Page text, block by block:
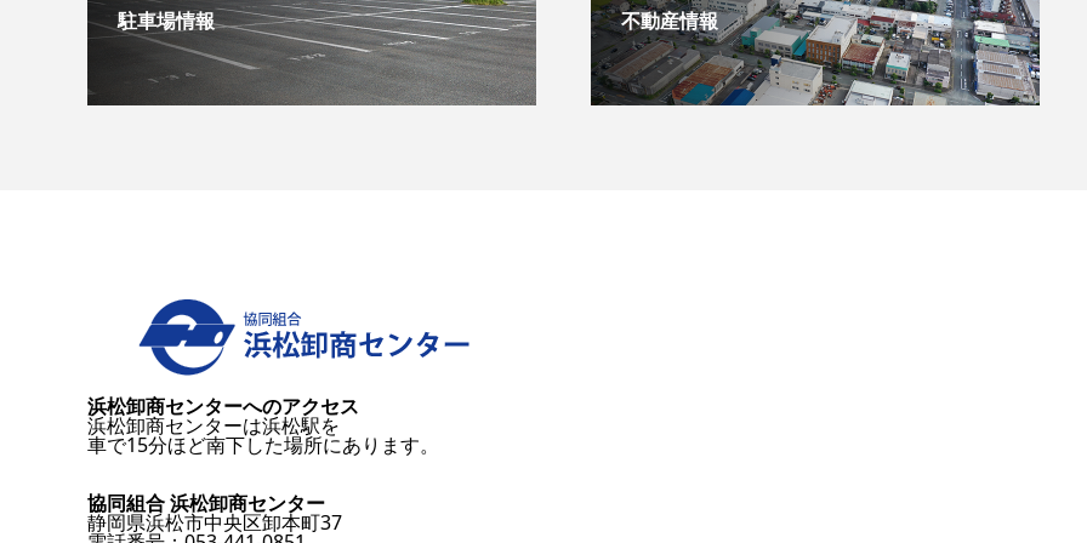
駐車場情報 不動産情報
浜松卸商センターへのアクセス
浜松卸商センターは浜松駅を
車で15分ほど南下した場所にあります。
協同組合 浜松卸商センター
静岡県浜松市中央区卸本町37